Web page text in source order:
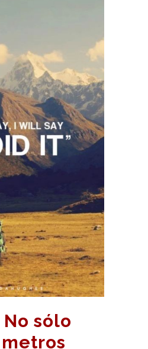
No sólo
metros